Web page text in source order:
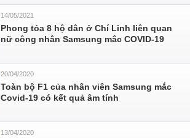
14/05/2021
Phong tỏa 8 hộ dân ở Chí Linh liên quan
nữ công nhân Samsung mắc COVID-19
20/04/2020
Toàn bộ F1 của nhân viên Samsung mắc
Covid-19 có kết quả âm tính
13/04/2020